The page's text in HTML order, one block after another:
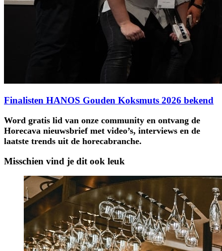
Finalisten HANOS Gouden Koksmuts 2026 bekend
Word gratis lid van onze community en ontvang de
Horecava nieuwsbrief met video’s, interviews en de
laatste trends uit de horecabranche.
Misschien vind je dit ook leuk